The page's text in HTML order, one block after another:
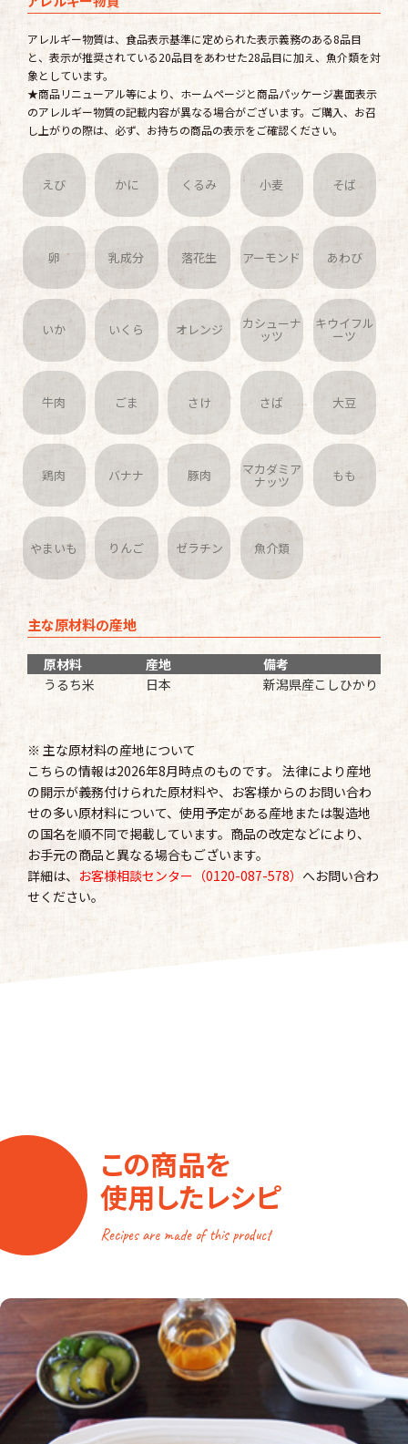
アレルギー物質は、食品表示基準に定められた表示義務のある8品目
と、表示が推奨されている20品目をあわせた28品目に加え、魚介類を対
象としています。
★商品リニューアル等により、ホームページと商品パッケージ裏面表示
のアレルギー物質の記載内容が異なる場合がございます。ご購入、お召
し上がりの際は、必ず、お持ちの商品の表示をご確認ください。
えび かに くるみ 小麦 そば
卵 乳成分 落花生 アーモンド あわび
いか いくら オレンジ カシューナ
ッツ
キウイフル
ーツ
牛肉 ごま さけ さば 大豆
鶏肉 バナナ 豚肉 マカダミア
ナッツ もも
やまいも りんご ゼラチン 魚介類
主な原材料の産地
原材料 産地
備考
うるち米
日本 新潟県産こしひかり
※ 主な原材料の産地について
こちらの情報は2026年8月時点のものです。 法律により産地
の開示が義務付けられた原材料や、お客様からのお問い合わ
せの多い原材料について、使用予定がある産地または製造地
の国名を順不同で掲載しています。商品の改定などにより、
お手元の商品と異なる場合もございます。
詳細は、 お客様相談センター（0120-087-578） へお問い合わ
せください。
この商品を
使用したレシピ
Recipes are made of this product